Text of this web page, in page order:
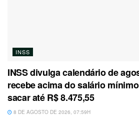
INSS
INSS divulga calendário de
recebe acima do salário
sacar até R$ 8.475,55
8 DE AGOSTO DE 2026, 07:59H